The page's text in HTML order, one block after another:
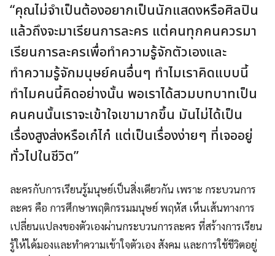
“คุณไม่จำเป็นต้องอยากเป็นนักแสดงหรือศิลปิน
แล้วถึงจะมาเรียนการละคร แต่คนทุกคนควรมา
เรียนการละครเพื่อทำความรู้จักตัวเองและ
ทำความรู้จักมนุษย์คนอื่นๆ ทำไมเราคิดแบบนี้
ทำไมคนนี้คิดอย่างนั้น พอเราได้สวมบทบาทเป็น
คนคนนั้นเราจะเข้าใจเขามากขึ้น มันไม่ได้เป็น
เรื่องสูงส่งหรือเก๋ไก๋ แต่เป็นเรื่องง่ายๆ ที่เจออยู่
ทั่วไปในชีวิต”
ละครกับการเรียนรู้มนุษย์เป็นสิ่งเดียวกัน เพราะ กระบวนการ
ละคร คือ การศึกษาพฤติกรรมมนุษย์ พฤหัส เห็นเส้นทางการ
เปลี่ยนแปลงของตัวเองผ่านกระบวนการละคร ที่สร้างการเรียน
รู้ให้ได้มองและทำความเข้าใจตัวเอง สังคม และการใช้ชีวิตอยู่